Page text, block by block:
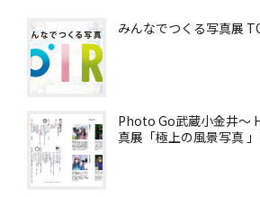
みんなでつくる写真展
Photo Go武蔵小金井～
真展「極上の風景写真